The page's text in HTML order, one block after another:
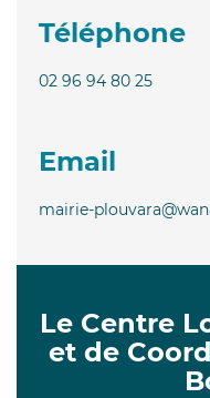
Téléphone
02 96 94 80 25
Email
mairie-
Le Centre
et de